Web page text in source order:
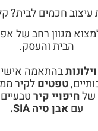
עיצוב חכמים לבית?
מגוון רחב של
הבית והעסק.
וילונותבהתאמה
טפטיםלקיר
שלחיפויי קיר
עםאבן סיה SIA.